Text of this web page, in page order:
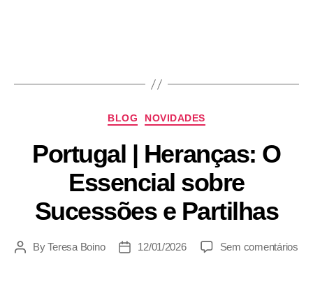
BLOG NOVIDADES
Portugal | Heranças: O
Essencial sobre
Sucessões e Partilhas
ByTeresa Boino 12/01/2026 Sem comentários